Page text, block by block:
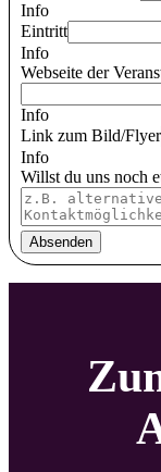
Info
Eintritt
Info
Webseite der
Info
Link zum Bild/Flyer
Info
Willst du uns noch
Absenden